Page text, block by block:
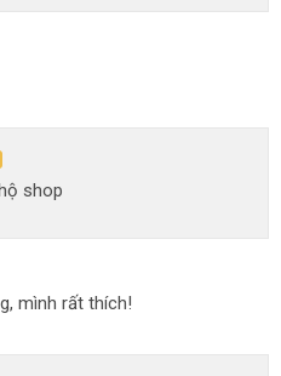
shop
mình rất thích!